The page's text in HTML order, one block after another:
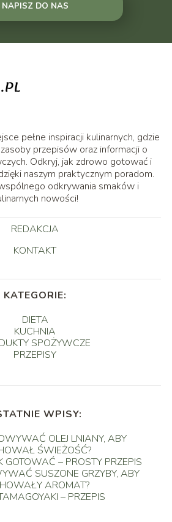
NAPISZ DO NAS
pełne inspiracji kulinarnych, gdzie
przepisów oraz informacji o
Odkryj, jak zdrowo gotować i
naszym praktycznym poradom.
odkrywania smaków i
nowości!
REDAKCJA
KONTAKT
KATEGORIE:
DIETA
KUCHNIA
SPOŻYWCZE
PRZEPISY
WPISY:
OLEJ LNIANY, ABY
ŚWIEŻOŚĆ?
GOTOWAĆ – PROSTY PRZEPIS
SUSZONE GRZYBY, ABY
AROMAT?
– PRZEPIS